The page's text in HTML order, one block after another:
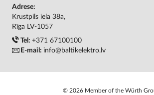
Adrese:
Krustpils iela 38a,
Rīga LV-1057
Tel: +371 67100100
E-mail: info@baltikelektro.lv
© 2026 Member of the Würth